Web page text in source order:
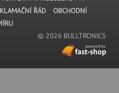
ŘÁD
OBCHODNÍ
© 2026 BULLTRONICS